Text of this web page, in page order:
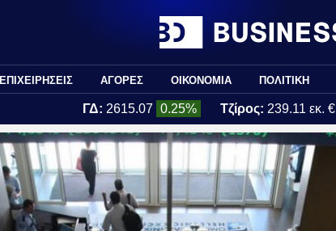
ΕΠΙΧΕΙΡΗΣΕΙΣ ΑΓΟΡΕΣ ΟΙΚΟΝΟΜΙΑ ΠΟΛΙΤΙΚΗ
ΓΔ: 2615.07 0.25% Τζίρος: 239.11 εκ. €